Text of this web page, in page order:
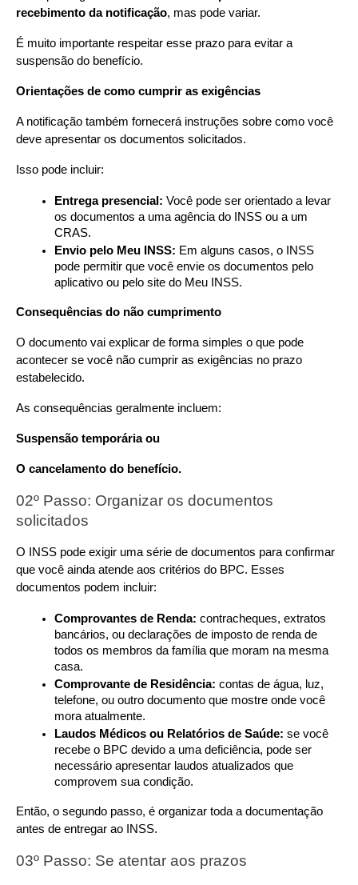
recebimento da notificação, mas pode variar.
É muito importante respeitar esse prazo para evitar a
suspensão do benefício.
Orientações de como cumprir as exigências
A notificação também fornecerá instruções sobre como você
deve apresentar os documentos solicitados.
Isso pode incluir:
Entrega presencial: Você pode ser orientado a levar
os documentos a uma agência do INSS ou a um
CRAS.
Envio pelo Meu INSS: Em alguns casos, o INSS
pode permitir que você envie os documentos pelo
aplicativo ou pelo site do Meu INSS.
Consequências do não cumprimento
O documento vai explicar de forma simples o que pode
acontecer se você não cumprir as exigências no prazo
estabelecido.
As consequências geralmente incluem:
Suspensão temporária ou
O cancelamento do benefício.
02º Passo: Organizar os documentos
solicitados
O INSS pode exigir uma série de documentos para confirmar
que você ainda atende aos critérios do BPC. Esses
documentos podem incluir:
Comprovantes de Renda: contracheques, extratos
bancários, ou declarações de imposto de renda de
todos os membros da família que moram na mesma
casa.
Comprovante de Residência: contas de água, luz,
telefone, ou outro documento que mostre onde você
mora atualmente.
Laudos Médicos ou Relatórios de Saúde: se você
recebe o BPC devido a uma deficiência, pode ser
necessário apresentar laudos atualizados que
comprovem sua condição.
Então, o segundo passo, é organizar toda a documentação
antes de entregar ao INSS.
03º Passo: Se atentar aos prazos